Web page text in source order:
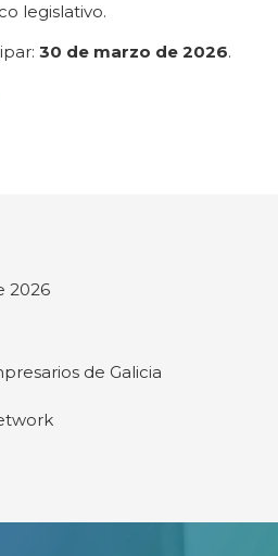
legislativo.
30 de marzo de 2026.
2026
de Galicia